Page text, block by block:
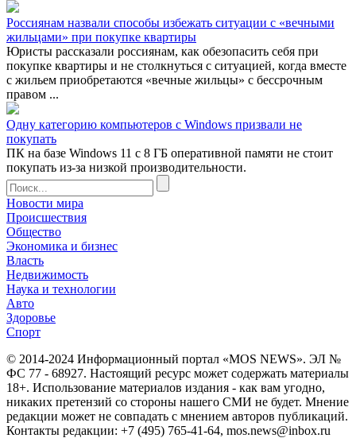
Россиянам назвали способы избежать ситуации с «вечными
жильцами» при покупке квартиры
Юристы рассказали россиянам, как обезопасить себя при
покупке квартиры и не столкнуться с ситуацией, когда вместе
с жильем приобретаются «вечные жильцы» с бессрочным
правом ...
Одну категорию компьютеров с Windows призвали не
покупать
ПК на базе Windows 11 с 8 ГБ оперативной памяти не стоит
покупать из-за низкой производительности.
Новости мира
Происшествия
Общество
Экономика и бизнес
Власть
Недвижимость
Наука и технологии
Авто
Здоровье
Спорт
© 2014-2024 Информационный портал «MOS NEWS». ЭЛ №
ФС 77 - 68927. Настоящий ресурс может содержать материалы
18+. Использование материалов издания - как вам угодно,
никаких претензий со стороны нашего СМИ не будет. Мнение
редакции может не совпадать с мнением авторов публикаций.
Контакты редакции: +7 (495) 765-41-64, mos.news@inbox.ru